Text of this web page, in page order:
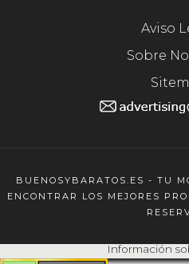
Aviso
Sobre
BUENOSYBARATOS.ES - TU
ENCONTRAR LOS MEJORES
Información